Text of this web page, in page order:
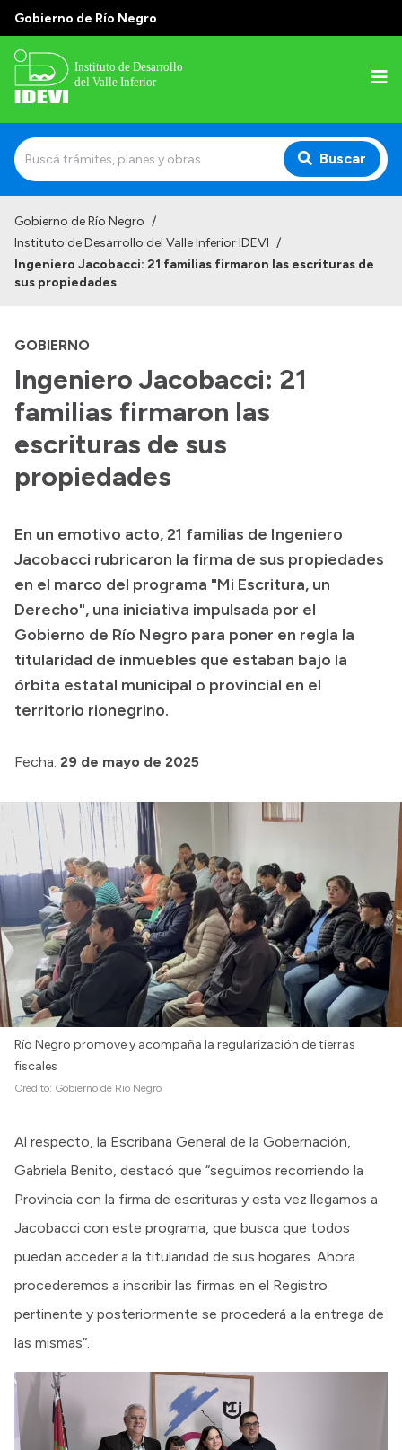
Gobierno de Río Negro
Buscar
Institucional
Normativa
Historia
Gobierno de Río Negro /
Instituto de Desarrollo del Valle Inferior IDEVI /
Ingeniero Jacobacci: 21 familias firmaron las escrituras de
sus propiedades
GOBIERNO
Ingeniero Jacobacci: 21
familias firmaron las
escrituras de sus
propiedades
En un emotivo acto, 21 familias de Ingeniero
Jacobacci rubricaron la firma de sus propiedades
en el marco del programa "Mi Escritura, un
Derecho", una iniciativa impulsada por el
Gobierno de Río Negro para poner en regla la
titularidad de inmuebles que estaban bajo la
órbita estatal municipal o provincial en el
territorio rionegrino.
Fecha: 29 de mayo de 2025
Río Negro promove y acompaña la regularización de tierras
fiscales
Crédito: Gobierno de Río Negro
Al respecto, la Escribana General de la Gobernación,
Gabriela Benito, destacó que “seguimos recorriendo la
Provincia con la firma de escrituras y esta vez llegamos a
Jacobacci con este programa, que busca que todos
puedan acceder a la titularidad de sus hogares. Ahora
procederemos a inscribir las firmas en el Registro
pertinente y posteriormente se procederá a la entrega de
las mismas”.